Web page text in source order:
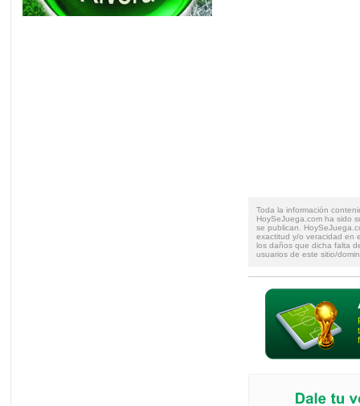
Toda la información
HoySeJuega.com ha sido
se publican.
exactitud y/o veracidad en
los daños que dicha falta
usuarios de este sitio/